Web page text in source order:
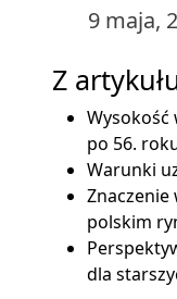
9 maja,
Z
Wysokość
po 56.
Warunki
polskim
dla